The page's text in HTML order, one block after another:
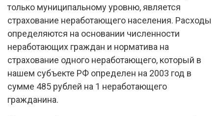
только муниципальному уровню, является
страхование неработающего населения. Расходы
определяются на основании численности
неработающих граждан и норматива на
страхование одного неработающего, который в
нашем субъекте РФ определен на 2003 год в
сумме 485 рублей на 1 неработающего
гражданина.